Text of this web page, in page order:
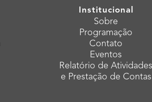
Institucional
Sobre
Programação
Contato
Eventos
Relatório de
e Prestação de Contas